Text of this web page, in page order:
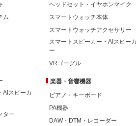
ム
AIスピーカ
ター
ヘッドセット・イヤホンマイク
スマートウォッチ本体
スマートウォッチアクセサリー
スマートスピーカー・AIスピーカ
ー
VRゴーグル
楽器・音響機器
ピアノ・キーボード
PA機器
DAW・DTM・レコーダー